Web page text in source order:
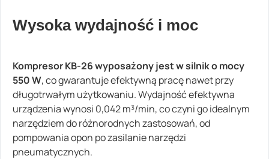
Wysoka wydajność i moc
Kompresor KB-26 wyposażony jest w silnik o mocy
550 W, co gwarantuje efektywną pracę nawet przy
długotrwałym użytkowaniu. Wydajność efektywna
urządzenia wynosi 0,042 m³/min, co czyni go idealnym
narzędziem do różnorodnych zastosowań, od
pompowania opon po zasilanie narzędzi
pneumatycznych.